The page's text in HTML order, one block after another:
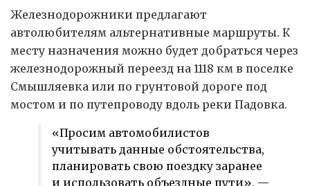
Железнодорожники предлагают
автолюбителям альтернативные маршруты. К
месту назначения можно будет добраться через
железнодорожный переезд на 1118 км в поселке
Смышляевка или по грунтовой дороге под
мостом и по путепроводу вдоль реки Падовка.
«Просим автомобилистов
учитывать данные обстоятельства,
планировать свою поездку заранее
и использовать объездные пути», —